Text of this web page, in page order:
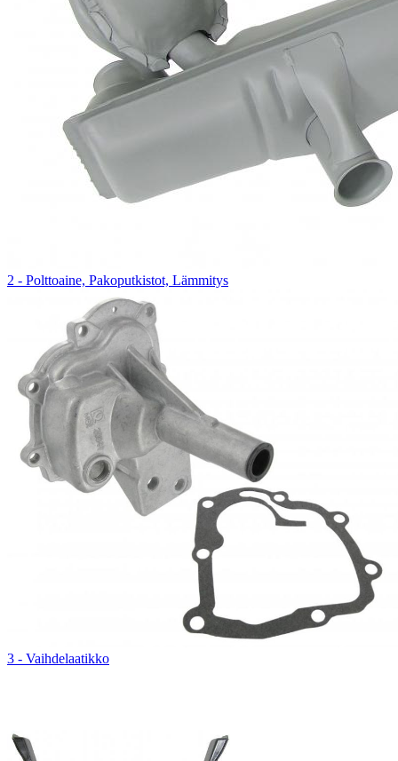
2 - Polttoaine, Pakoputkistot, Lämmitys
3 - Vaihdelaatikko